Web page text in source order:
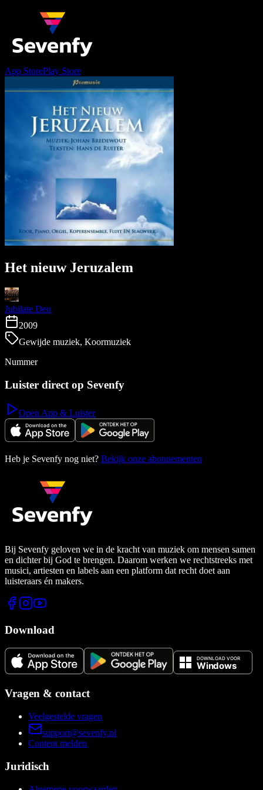
App StorePlay Store
Het nieuw Jeruzalem
Jubilate Deo
2009
Gewijde muziek, Koormuziek
Nummer
Luister direct op Sevenfy
Open App & Luister
Heb je Sevenfy nog niet? Bekijk onze abonnementen
Bij Sevenfy geloven we in de kracht van muziek om mensen samen
en dichter bij God te brengen. Daarom werken we rechtstreeks met
musici, artiesten en labels aan een platform dat recht doet aan
luisteraars én makers.
Download
Vragen & contact
Veelgestelde vragen
support@sevenfy.nl
Content melden
Juridisch